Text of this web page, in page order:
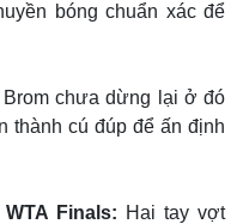
bóng chuẩn xác để
Brom chưa dừng lại ở đó
thành cú đúp để ấn định
Finals: Hai tay vợt